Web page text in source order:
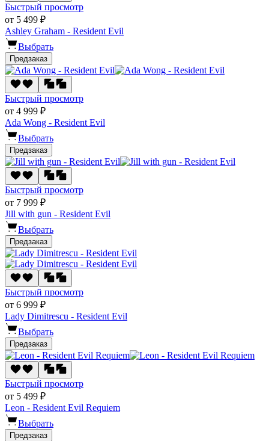
Быстрый просмотр
от 5 499 ₽
Ashley Graham - Resident Evil
Выбрать
Предзаказ
Быстрый просмотр
от 4 999 ₽
Ada Wong - Resident Evil
Выбрать
Предзаказ
Быстрый просмотр
от 7 999 ₽
Jill with gun - Resident Evil
Выбрать
Предзаказ
Быстрый просмотр
от 6 999 ₽
Lady Dimitrescu - Resident Evil
Выбрать
Предзаказ
Быстрый просмотр
от 5 499 ₽
Leon - Resident Evil Requiem
Выбрать
Предзаказ